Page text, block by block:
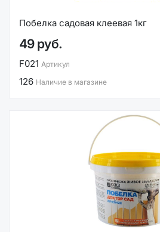
Побелка садовая клеевая 1кг
49 руб.
F021 Артикул
126 Наличие в магазине